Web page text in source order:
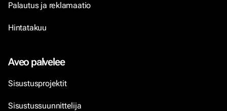
Palautus ja reklamaatio
Hintatakuu
Aveo palvelee
Sisustusprojektit
Sisustussuunnittelija